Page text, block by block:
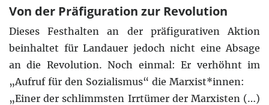
Von der Präfiguration zur Revolution
Dieses Festhalten an der präfigurativen Aktion
beinhaltet für Landauer jedoch nicht eine Absage
an die Revolution. Noch einmal: Er verhöhnt im
„Aufruf für den Sozialismus“ die Marxist*innen:
„Einer der schlimmsten Irrtümer der Marxisten (…)